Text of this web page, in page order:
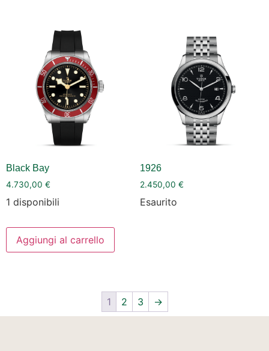
Black Bay
4.730,00 €
1 disponibili
Aggiungi al carrello
1926
2.450,00 €
Esaurito
1 2 3 →